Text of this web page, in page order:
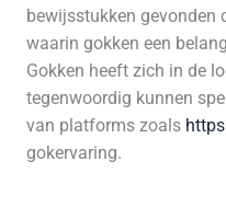
bewijsstukken gevonden
waarin gokken een
Gokken heeft zich in de
tegenwoordig kunnen
van platforms zoals
gokervaring.